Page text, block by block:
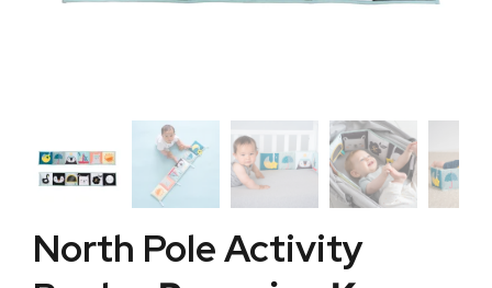
North Pole Activity